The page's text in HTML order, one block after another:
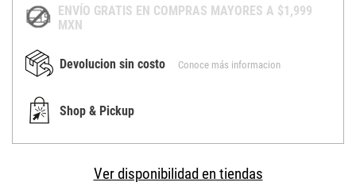
ENVÍO GRATIS EN COMPRAS MAYORES A $1,999
MXN
Devolucion sin costo Conoce más informacion
Shop & Pickup
Ver disponibilidad en tiendas